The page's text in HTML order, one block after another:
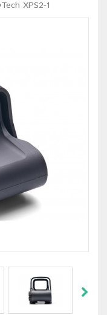
XPS2-1